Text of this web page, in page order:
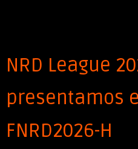
NRD League
presentamos
FNRD2026-H